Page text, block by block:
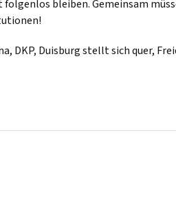
bleiben. Gemeinsam
Duisburg stellt sich quer,